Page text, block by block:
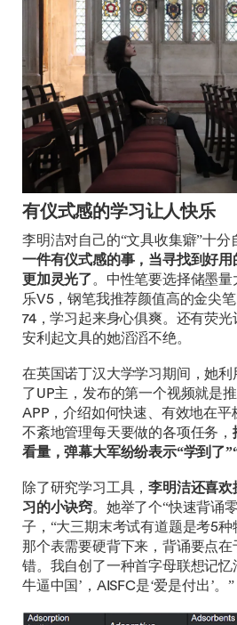
有仪式感的学习让人快乐
李明洁对自己的“文具收集癖”十分
一件有仪式感的事，当寻找到好
更加灵光了 。中性笔要选择储墨
乐V5，钢笔我推荐颜值高的金尖
74，学习起来身心俱爽。还有荧
安利起文具的她滔滔不绝。
在英国诺丁汉大学学习期间，她
了UP主，发布的第一个视频就是
APP，介绍如何快速、有效地在平
不紊地管理每天要做的各项任务，
看量，弹幕大军纷纷表示“学到了
除了研究学习工具，李明洁还喜欢
习的小诀窍。她举了个“快速背诵
子，“大三期末考试有道题是考5种
那个表需要硬背下来，背诵要点
错。我自创了一种首字母联想记忆
牛逼中国’，AISFC是‘爱是付出’。”